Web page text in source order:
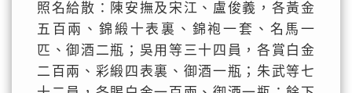
照名給散：陳安撫及宋江、盧俊義，各黃金
五百兩、錦緞十表裏、錦袍一套、名馬一
匹、御酒二瓶；吳用等三十四員，各賞白金
二百兩、彩緞四表裏、御酒一瓶；朱武等七